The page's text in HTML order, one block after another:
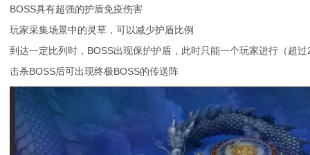
BOSS具有超强的护盾免疫伤害
玩家采集场景中的灵草，可以减少护盾比例
到达一定比列时，BOSS出现保护护盾，此时只能一个玩家进行（超
击杀BOSS后可出现终极BOSS的传送阵